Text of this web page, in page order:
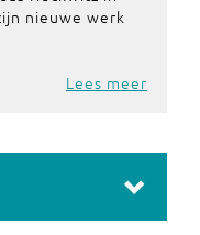
nieuwe werk
Lees meer